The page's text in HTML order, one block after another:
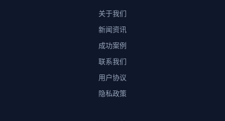
关于我们
新闻资讯
成功案例
联系我们
用户协议
隐私政策